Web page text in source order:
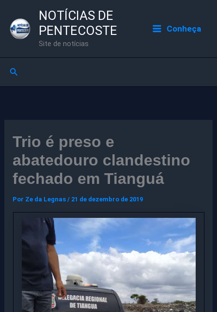
para
NOTÍCIAS DE
PENTECOSTE
Site de notícias
Conheça
Pesquisar
Trio é preso e
abatedouro clandestino
fechado em Tianguá
Por Ze da Legnas/ 21 de dezembro de 2019